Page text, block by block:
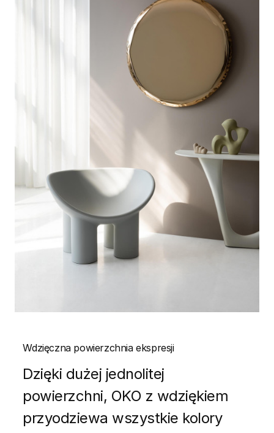
Wdzięczna powierzchnia ekspresji
Dzięki dużej jednolitej
powierzchni, OKO z wdziękiem
przyodziewa wszystkie kolory